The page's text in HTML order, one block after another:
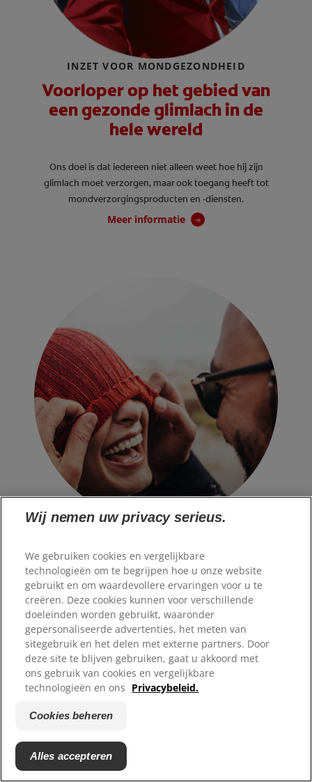
INZET VOOR MONDGEZONDHEID
Voorloper op het gebied van
een gezonde glimlach in de
hele wereld
Ons doel is dat iedereen niet alleen weet hoe hij zijn
glimlach moet verzorgen, maar ook toegang heeft tot
mondverzorgingsproducten en -diensten.
Meer informatie
IMPACT OP HET MILIEU
Wij zetten ons in om onze
impact op het milieu te
verminderen.
We zijn ons bewust van de impact die we op het milieu
hebben en doen ons uiterste best om de planeet te
beschermen.
Meer informatie
Onderwerpen over
Wij nemen uw privacy serieus.
We gebruiken cookies en vergelijkbare
technologieën om te begrijpen hoe u onze website
gebruikt en om waardevollere ervaringen voor u te
creëren. Deze cookies kunnen voor verschillende
doeleinden worden gebruikt, waaronder
gepersonaliseerde advertenties, het meten van
sitegebruik en het delen met externe partners. Door
deze site te blijven gebruiken, gaat u akkoord met
ons gebruik van cookies en vergelijkbare
technologieën en ons Privacybeleid.
Cookies beheren
Alles accepteren